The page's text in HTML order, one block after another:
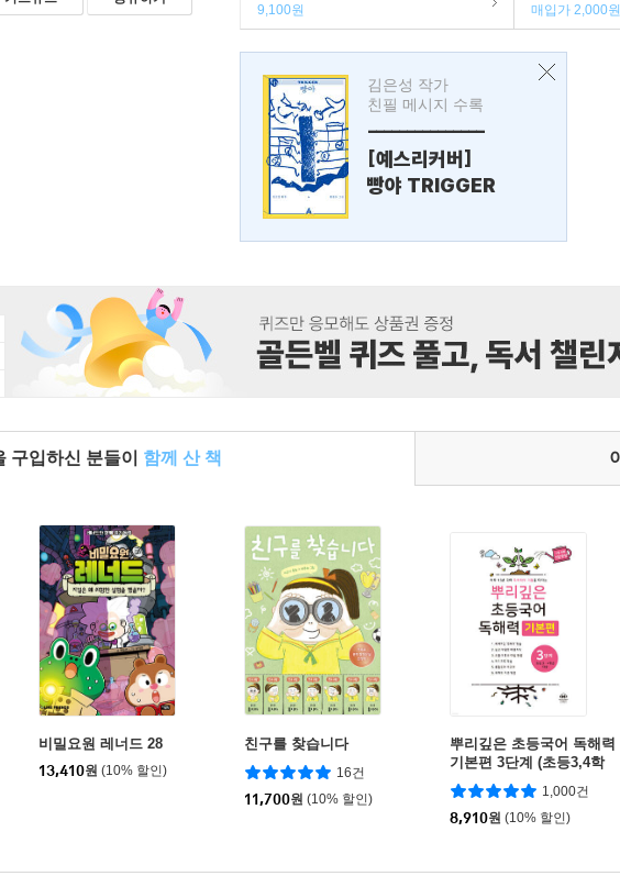
9,100원
매입가 2,000원
김은성 작가
친필 메시지 수록
---------------
[예스리커버]
빵야 TRIGGER
구입하신 분들이 함께 산 책
비밀요원 레너드 28
13,410원 (10% 할인)
친구를 찾습니다
16건
11,700원 (10% 할인)
뿌리깊은 초등국어 독해력
기본편 3단계 (초등3,4학
년)
1,000건
8,910원 (10% 할인)